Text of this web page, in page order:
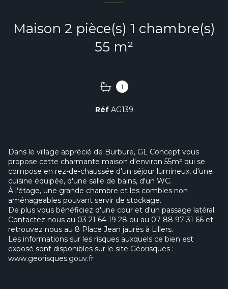
Maison 2 pièce(s) 1 chambre(s)
55 m²
1
Réf AG139
Dans le village apprécié de Burbure, GL Concept vous
propose cette charmante maison d'environ 55m² qui se
compose en rez-de-chaussée d'un séjour lumineux, d'une
cuisine équipée, d'une salle de bains, d'un WC.
À l'étage, une grande chambre et les combles non
aménageables pouvant servir de stockage.
De plus vous bénéficiez d'une cour et d'un passage latéral.
Contactez nous au 03 21 64 19 28 ou au 07 88 97 31 66 et
retrouvez nous au 8 Place Jean jaurès à Lillers.
Les informations sur les risques auxquels ce bien est
exposé sont disponibles sur le site Géorisques :
www.georisques.gouv.fr